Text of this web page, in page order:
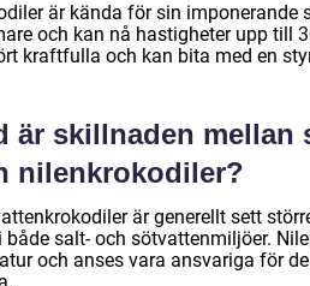
är kända för sin imponerande
och kan nå hastigheter upp till
kraftfulla och kan bita med en
är skillnaden
nilenkrokodiler?
är generellt sett
både salt- och sötvattenmiljöer.
och anses vara ansvariga för